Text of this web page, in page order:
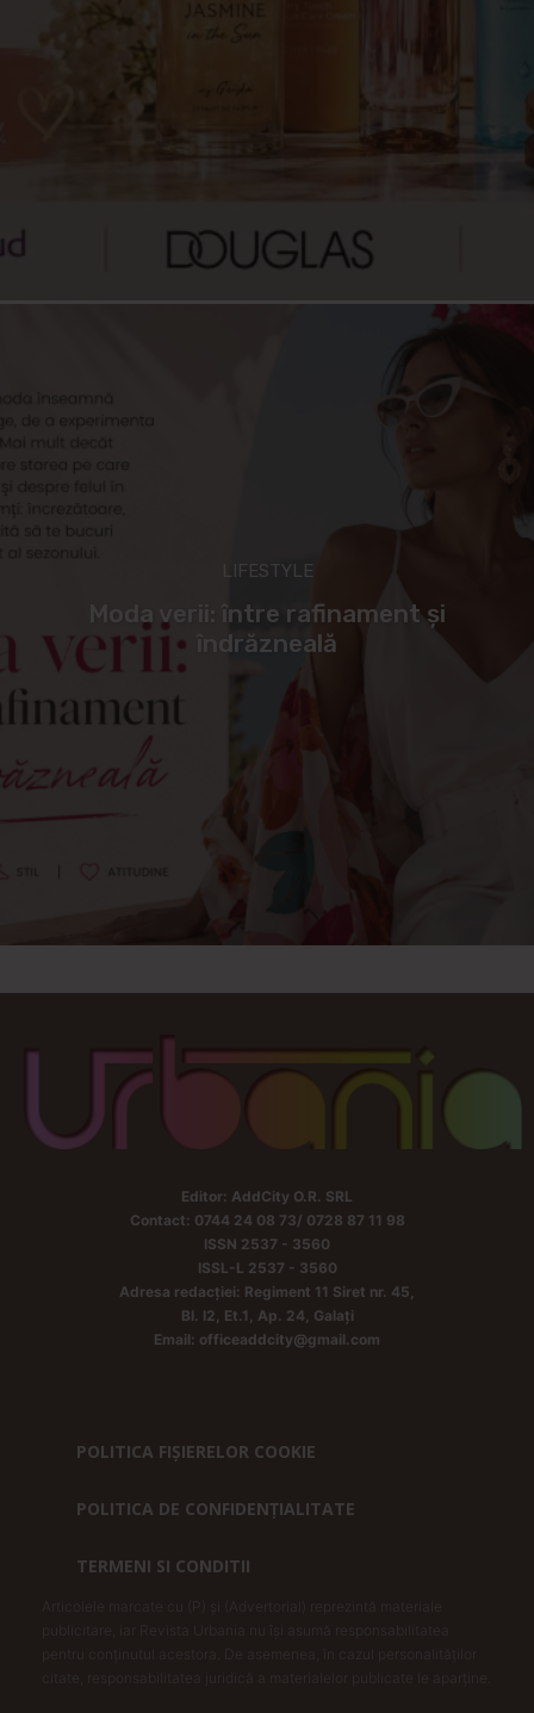
LIFESTYLE
Moda verii: între rafinament și
îndrăzneală
Editor: AddCity O.R. SRL
Contact: 0744 24 08 73/ 0728 87 11 98
ISSN 2537 - 3560
ISSL-L 2537 - 3560
Adresa redacției: Regiment 11 Siret nr. 45,
Bl. I2, Et.1, Ap. 24, Galați
Email: officeaddcity@gmail.com
POLITICA FIȘIERELOR COOKIE
POLITICA DE CONFIDENȚIALITATE
TERMENI SI CONDITII